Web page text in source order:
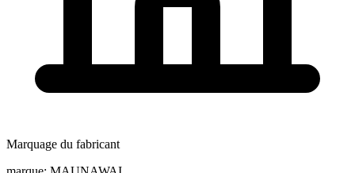
Marquage du fabricant